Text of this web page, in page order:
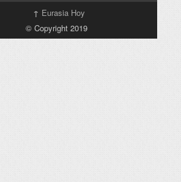
↑ Eurasia Hoy
© Copyright 2019